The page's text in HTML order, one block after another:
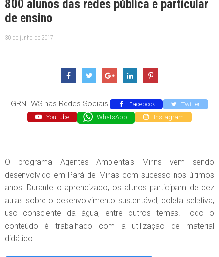
800 alunos das redes pública e particular
de ensino
30 de junho de 2017
GRNEWS nas Redes Sociais Facebook
Twitter
YouTube
WhatsApp Instagram
O programa Agentes Ambientais Mirins vem sendo
desenvolvido em Pará de Minas com sucesso nos últimos
anos. Durante o aprendizado, os alunos participam de dez
aulas sobre o desenvolvimento sustentável, coleta seletiva,
uso consciente da água, entre outros temas. Todo o
conteúdo é trabalhado com a utilização de material
didático.